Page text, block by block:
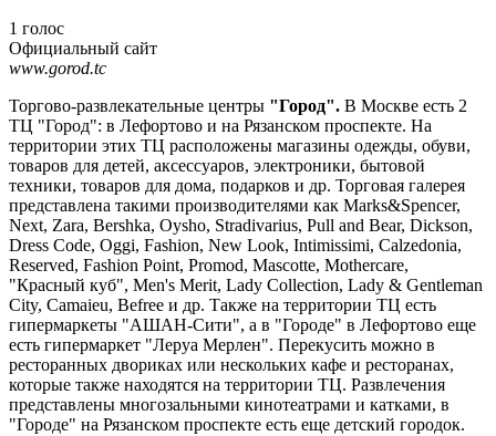
1 голос
Официальный сайт
www.gorod.tc
Торгово-развлекательные центры "Город". В Москве есть 2
ТЦ "Город": в Лефортово и на Рязанском проспекте. На
территории этих ТЦ расположены магазины одежды, обуви,
товаров для детей, аксессуаров, электроники, бытовой
техники, товаров для дома, подарков и др. Торговая галерея
представлена такими производителями как Marks&Spencer,
Next, Zara, Bershka, Oysho, Stradivarius, Pull and Bear, Dickson,
Dress Code, Oggi, Fashion, New Look, Intimissimi, Calzedonia,
Reserved, Fashion Point, Promod, Mascotte, Mothercare,
"Красный куб", Men's Merit, Lady Collection, Lady & Gentleman
City, Camaieu, Befree и др. Также на территории ТЦ есть
гипермаркеты "АШАН-Сити", а в "Городе" в Лефортово еще
есть гипермаркет "Леруа Мерлен". Перекусить можно в
ресторанных двориках или нескольких кафе и ресторанах,
которые также находятся на территории ТЦ. Развлечения
представлены многозальными кинотеатрами и катками, в
"Городе" на Рязанском проспекте есть еще детский городок.